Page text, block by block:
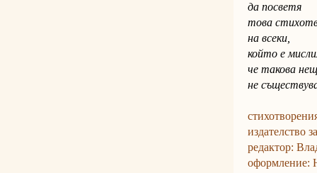
да посветя
това
на всеки,
който е
че такова
не
издателство
редактор:
оформление: